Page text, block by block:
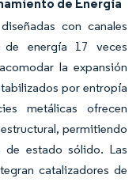
de Energía
con canales
de energía 17 veces
la expansión
por entropía
metálicas ofrecen
permitiendo
estado sólido. Las
catalizadores de